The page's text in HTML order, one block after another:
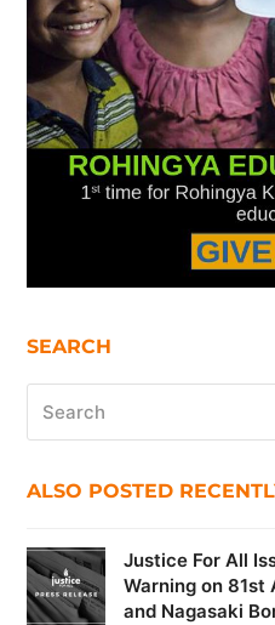
SEARCH
ALSO POSTED
Justice For All
Warning on 81st
and Nagasaki